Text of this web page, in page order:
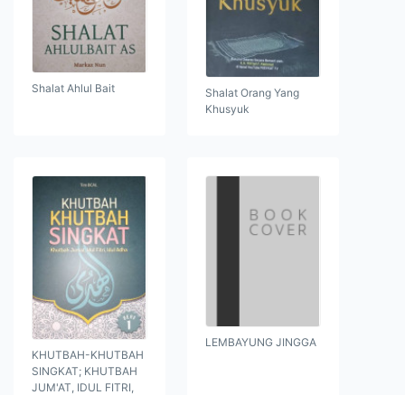
Shalat Ahlul Bait
Shalat Orang Yang
Khusyuk
KHUTBAH-KHUTBAH
SINGKAT; KHUTBAH
JUM'AT, IDUL FITRI,
LEMBAYUNG JINGGA